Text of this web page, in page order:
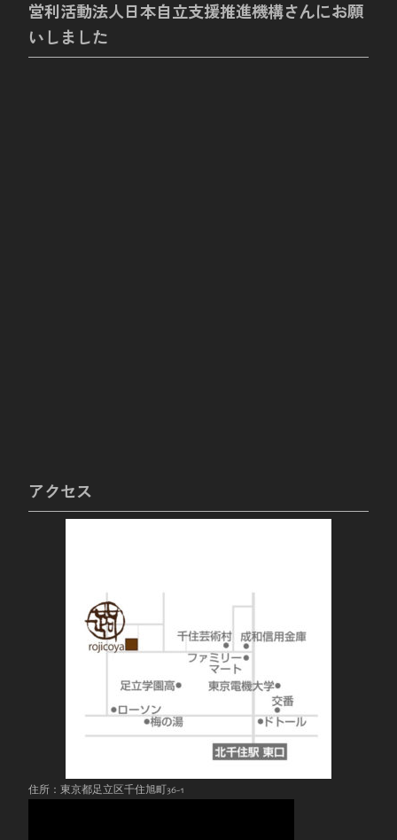
営利活動法人日本自立支援推進機構さんにお願
いしました
アクセス
住所：東京都足立区千住旭町36-1